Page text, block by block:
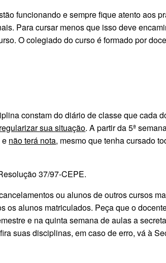
funcionando e sempre fique atento aos
Para cursar menos que isso deve
O colegiado do curso é formado por
constam do diário de classe que cada
sua situação. A partir da 5ª
e não terá nota, mesmo que tenha cursado
37/97-CEPE.
ou alunos de outros cursos
os alunos matriculados. Peça que o
e na quinta semana de aulas a
suas disciplinas, em caso de erro, vá à